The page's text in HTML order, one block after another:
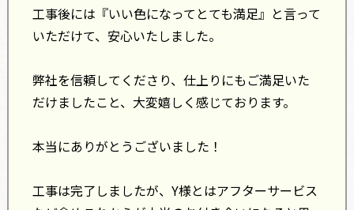
工事後には『いい色になってとても満足』と言って
いただけて、安心いたしました。
弊社を信頼してくださり、仕上りにもご満足いた
だけましたこと、大変嬉しく感じております。
本当にありがとうございました！
工事は完了しましたが、Y様とはアフターサービス